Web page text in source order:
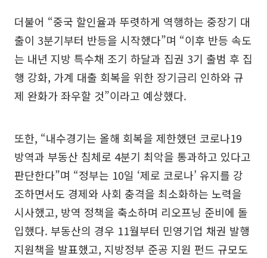
더불어 “중국 할인율과 뚜렷하게 역행하는 중장기 대
출이 3분기부터 반등을 시작했다”며 “이후 반등 속도
는 내년 지방 특수채 조기 하달과 집권 3기 출범 후 집
행 강화, 가계 대출 회복을 위한 장기금리 인하와 규
제 완화가 좌우할 것”이라고 예상했다.
또한, “내수경기는 올해 회복을 제한했던 코로나19
방역과 부동산 침체로 4분기 최악을 통과하고 있다고
판단한다”며 “정부는 10일 ‘제로 코로나’ 유지를 강
조하면서도 경제와 사회 충격을 최소화하는 노력을
시사했고, 방역 정책을 축소하며 리오프닝 준비에 돌
입했다. 부동산의 경우 11월부터 민영기업 채권 발행
지원책을 발표했고, 지방정부 준공 지원 펀드 규모도